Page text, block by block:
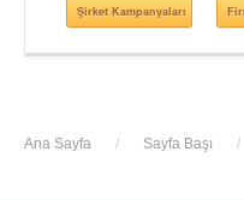
Şirket Kampanyaları
Ana Sayfa / Sayfa Başı /